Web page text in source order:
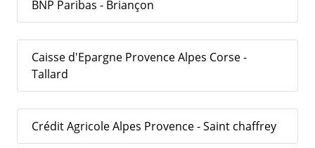
BNP Paribas - Briançon
Caisse d'Epargne Provence Alpes Corse -
Tallard
Crédit Agricole Alpes Provence - Saint chaffrey